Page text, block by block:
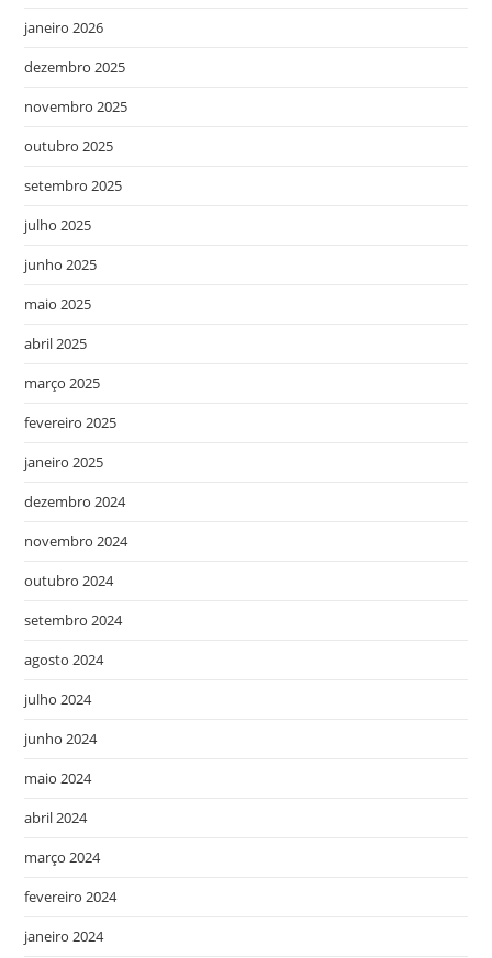
janeiro 2026
dezembro 2025
novembro 2025
outubro 2025
setembro 2025
julho 2025
junho 2025
maio 2025
abril 2025
março 2025
fevereiro 2025
janeiro 2025
dezembro 2024
novembro 2024
outubro 2024
setembro 2024
agosto 2024
julho 2024
junho 2024
maio 2024
abril 2024
março 2024
fevereiro 2024
janeiro 2024